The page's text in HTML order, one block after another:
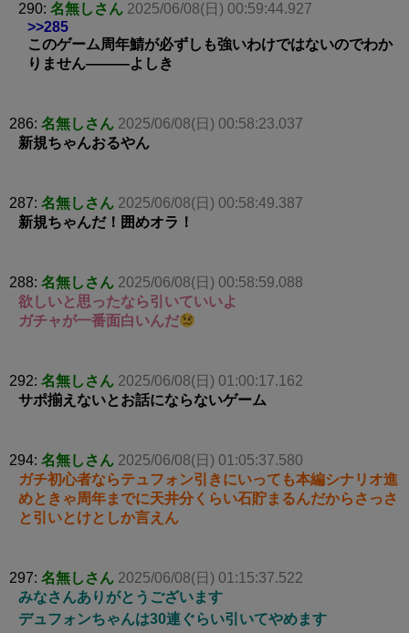
290: 名無しさん 2025/06/08(日) 00:59:44.927
>>285
このゲーム周年鯖が必ずしも強いわけではないのでわか
りません―――よしき
286: 名無しさん 2025/06/08(日) 00:58:23.037
新規ちゃんおるやん
287: 名無しさん 2025/06/08(日) 00:58:49.387
新規ちゃんだ！囲めオラ！
288: 名無しさん 2025/06/08(日) 00:58:59.088
欲しいと思ったなら引いていいよ
ガチャが一番面白いんだ
292: 名無しさん 2025/06/08(日) 01:00:17.162
サポ揃えないとお話にならないゲーム
294: 名無しさん 2025/06/08(日) 01:05:37.580
ガチ初心者ならテュフォン引きにいっても本編シナリオ進
めときゃ周年までに天井分くらい石貯まるんだからさっさ
と引いとけとしか言えん
297: 名無しさん 2025/06/08(日) 01:15:37.522
みなさんありがとうございます
デュフォンちゃんは30連ぐらい引いてやめます